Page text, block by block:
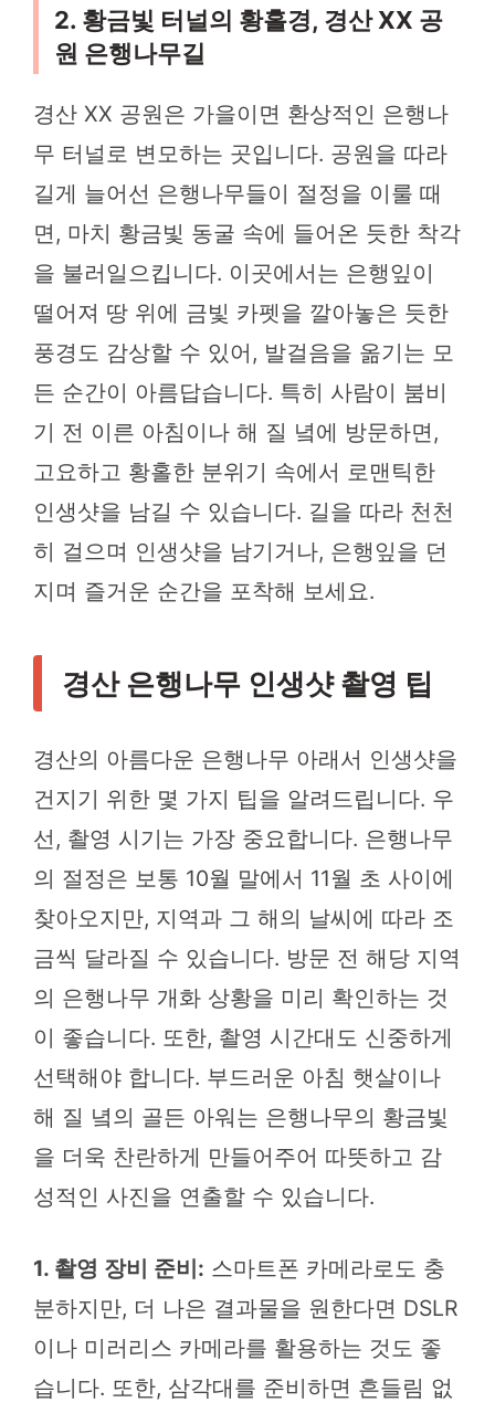
2. 황금빛 터널의 황홀경, 경산 XX 공
원 은행나무길
경산 XX 공원은 가을이면 환상적인 은행나
무 터널로 변모하는 곳입니다. 공원을 따라
길게 늘어선 은행나무들이 절정을 이룰 때
면, 마치 황금빛 동굴 속에 들어온 듯한 착각
을 불러일으킵니다. 이곳에서는 은행잎이
떨어져 땅 위에 금빛 카펫을 깔아놓은 듯한
풍경도 감상할 수 있어, 발걸음을 옮기는 모
든 순간이 아름답습니다. 특히 사람이 붐비
기 전 이른 아침이나 해 질 녘에 방문하면,
고요하고 황홀한 분위기 속에서 로맨틱한
인생샷을 남길 수 있습니다. 길을 따라 천천
히 걸으며 인생샷을 남기거나, 은행잎을 던
지며 즐거운 순간을 포착해 보세요.
경산 은행나무 인생샷 촬영 팁
경산의 아름다운 은행나무 아래서 인생샷을
건지기 위한 몇 가지 팁을 알려드립니다. 우
선, 촬영 시기는 가장 중요합니다. 은행나무
의 절정은 보통 10월 말에서 11월 초 사이에
찾아오지만, 지역과 그 해의 날씨에 따라 조
금씩 달라질 수 있습니다. 방문 전 해당 지역
의 은행나무 개화 상황을 미리 확인하는 것
이 좋습니다. 또한, 촬영 시간대도 신중하게
선택해야 합니다. 부드러운 아침 햇살이나
해 질 녘의 골든 아워는 은행나무의 황금빛
을 더욱 찬란하게 만들어주어 따뜻하고 감
성적인 사진을 연출할 수 있습니다.
1. 촬영 장비 준비: 스마트폰 카메라로도 충
분하지만, 더 나은 결과물을 원한다면 DSLR
이나 미러리스 카메라를 활용하는 것도 좋
습니다. 또한, 삼각대를 준비하면 흔들림 없